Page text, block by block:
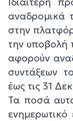
αναδρομικά
στην
την υποβολή
αφορούν
συντάξεων
έως τις 31
Τα ποσά